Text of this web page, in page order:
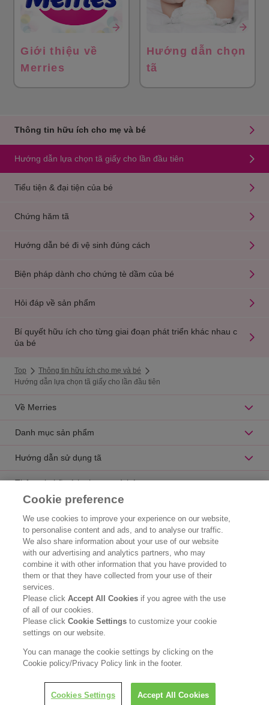
Giới thiệu về
Merries
Hướng dẫn chọn
tã
Thông tin hữu ích cho mẹ và bé
Hướng dẫn lựa chọn tã giấy cho lần đầu tiên
Tiểu tiện & đại tiện của bé
Chứng hăm tã
Hướng dẫn bé đi vệ sinh đúng cách
Biện pháp dành cho chứng tè dầm của bé
Hỏi đáp về sản phẩm
Bí quyết hữu ích cho từng giai đoạn phát triển khác nhau c
ủa bé
Top
Thông tin hữu ích cho mẹ và bé
Hướng dẫn lựa chọn tã giấy cho lần đầu tiên
Về Merries
Danh mục sản phẩm
Hướng dẫn sử dụng tã
Thông tin hữu ích cho mẹ và bé
Liên hệ
Thông tin doanh nghiệp
Chúng tôi là ai
Hóa chất Kao
Thông cáo pháp lý
Chính sách bảo mật
Cookie preference
We use cookies to improve your experience on our website,
to personalise content and ads, and to analyse our traffic.
We also share information about your use of our website
with our advertising and analytics partners, who may
combine it with other information that you have provided to
them or that they have collected from your use of their
services.
Please clickAccept All Cookies if you agree with the use
of all of our cookies.
Please clickCookie Settingsto customize your cookie
settings on our website.
You can manage the cookie settings by clicking on the
Cookie policy/Privacy Policy link in the footer.
Cookies Settings Accept All Cookies